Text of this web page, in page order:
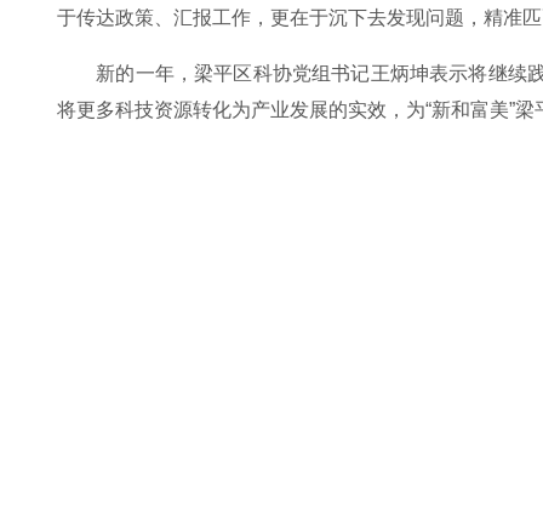
于传达政策、汇报工作，更在于沉下去发现问题，精准
新的一年，梁平区科协党组书记王炳坤表示将继续
将更多科技资源转化为产业发展的实效，为“新和富美”